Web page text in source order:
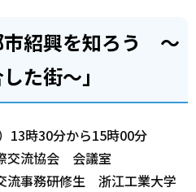
市紹興を知ろう ～
た街～」
13時30分から15時00分
交流協会 会議室
流事務研修生 浙江工業大学